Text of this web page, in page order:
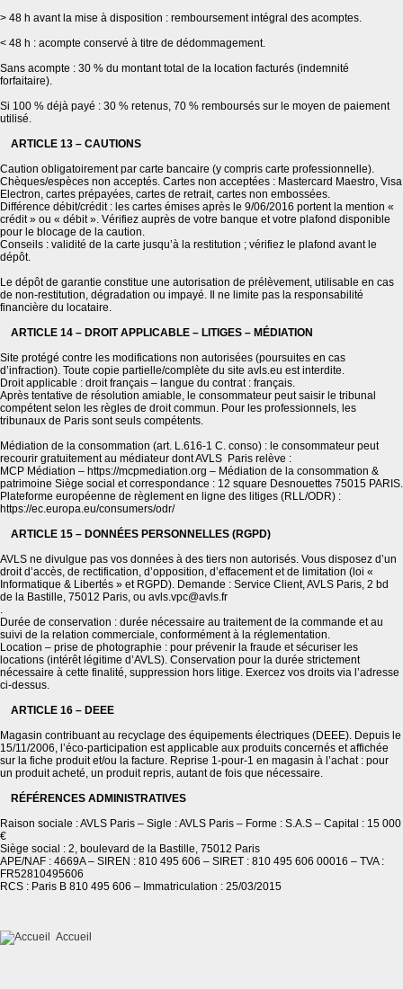
> 48 h avant la mise à disposition : remboursement intégral des acomptes.
< 48 h : acompte conservé à titre de dédommagement.
Sans acompte : 30 % du montant total de la location facturés (indemnité
forfaitaire).
Si 100 % déjà payé : 30 % retenus, 70 % remboursés sur le moyen de paiement
utilisé.
ARTICLE 13 – CAUTIONS
Caution obligatoirement par carte bancaire (y compris carte professionnelle).
Chèques/espèces non acceptés. Cartes non acceptées : Mastercard Maestro, Visa
Electron, cartes prépayées, cartes de retrait, cartes non embossées.
Différence débit/crédit : les cartes émises après le 9/06/2016 portent la mention «
crédit » ou « débit ». Vérifiez auprès de votre banque et votre plafond disponible
pour le blocage de la caution.
Conseils : validité de la carte jusqu’à la restitution ; vérifiez le plafond avant le
dépôt.
Le dépôt de garantie constitue une autorisation de prélèvement, utilisable en cas
de non-restitution, dégradation ou impayé. Il ne limite pas la responsabilité
financière du locataire.
ARTICLE 14 – DROIT APPLICABLE – LITIGES – MÉDIATION
Site protégé contre les modifications non autorisées (poursuites en cas
d’infraction). Toute copie partielle/complète du site avls.eu est interdite.
Droit applicable : droit français – langue du contrat : français.
Après tentative de résolution amiable, le consommateur peut saisir le tribunal
compétent selon les règles de droit commun. Pour les professionnels, les
tribunaux de Paris sont seuls compétents.
Médiation de la consommation (art. L.616-1 C. conso) : le consommateur peut
recourir gratuitement au médiateur dont AVLS Paris relève :
MCP Médiation – https://mcpmediation.org – Médiation de la consommation &
patrimoine Siège social et correspondance : 12 square Desnouettes 75015 PARIS.
Plateforme européenne de règlement en ligne des litiges (RLL/ODR) :
https://ec.europa.eu/consumers/odr/
ARTICLE 15 – DONNÉES PERSONNELLES (RGPD)
AVLS ne divulgue pas vos données à des tiers non autorisés. Vous disposez d’un
droit d’accès, de rectification, d’opposition, d’effacement et de limitation (loi «
Informatique & Libertés » et RGPD). Demande : Service Client, AVLS Paris, 2 bd
de la Bastille, 75012 Paris, ou avls.vpc@avls.fr
.
Durée de conservation : durée nécessaire au traitement de la commande et au
suivi de la relation commerciale, conformément à la réglementation.
Location – prise de photographie : pour prévenir la fraude et sécuriser les
locations (intérêt légitime d’AVLS). Conservation pour la durée strictement
nécessaire à cette finalité, suppression hors litige. Exercez vos droits via l’adresse
ci-dessus.
ARTICLE 16 – DEEE
Magasin contribuant au recyclage des équipements électriques (DEEE). Depuis le
15/11/2006, l’éco-participation est applicable aux produits concernés et affichée
sur la fiche produit et/ou la facture. Reprise 1-pour-1 en magasin à l’achat : pour
un produit acheté, un produit repris, autant de fois que nécessaire.
RÉFÉRENCES ADMINISTRATIVES
Raison sociale : AVLS Paris – Sigle : AVLS Paris – Forme : S.A.S – Capital : 15 000
€
Siège social : 2, boulevard de la Bastille, 75012 Paris
APE/NAF : 4669A – SIREN : 810 495 606 – SIRET : 810 495 606 00016 – TVA :
FR52810495606
RCS : Paris B 810 495 606 – Immatriculation : 25/03/2015
Accueil